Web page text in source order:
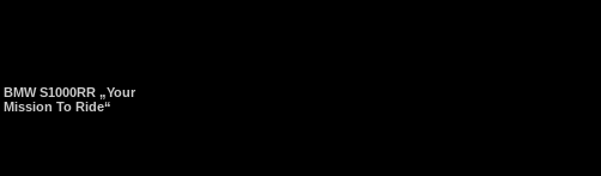
BMW S1000RR „Your
Mission To Ride“